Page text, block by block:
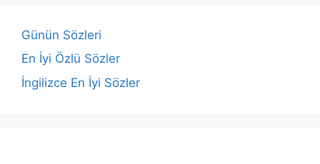
Günün Sözleri
En İyi Özlü Sözler
İngilizce En İyi Sözler